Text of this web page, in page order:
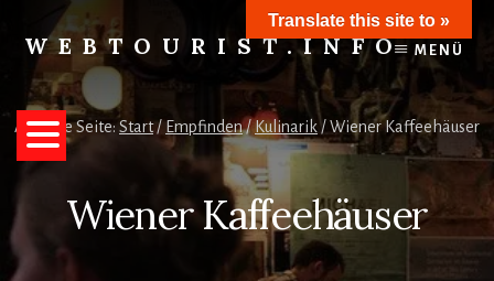
content
WEBTOURIST.INFO
Inspirationen
zum
Reisen
MENÜ
Aktuelle Seite: Start/ Empfinden/Kulinarik /Wiener Kaffeehäuser
Wiener Kaffeehäuser
Translate this site to »